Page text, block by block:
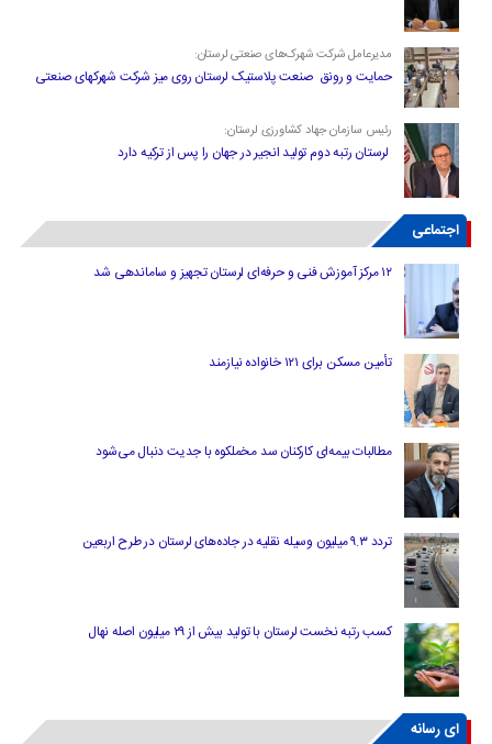
مدیرعامل شرکت شهرک‌های صنعتی لرستان:
حمایت و رونق صنعت پلاستیک لرستان روی میز شرکت شهرکهای صنعتی
رئیس سازمان جهاد کشاورزی لرستان:
لرستان رتبه دوم تولید انجیر در جهان را پس از ترکیه دارد
اجتماعی
۱۲ مرکز آموزش فنی و حرفه‌ای لرستان تجهیز و ساماندهی شد
تأمین مسکن برای ۱۲۱ خانواده نیازمند
مطالبات بیمه‌ای کارکنان سد مخملکوه با جدیت دنبال می‌شود
تردد ۹.۳ میلیون وسیله نقلیه در جاده‌های لرستان در طرح اربعین
کسب رتبه نخست لرستان با تولید بیش از ۲۹ میلیون اصله نهال
ای رسانه